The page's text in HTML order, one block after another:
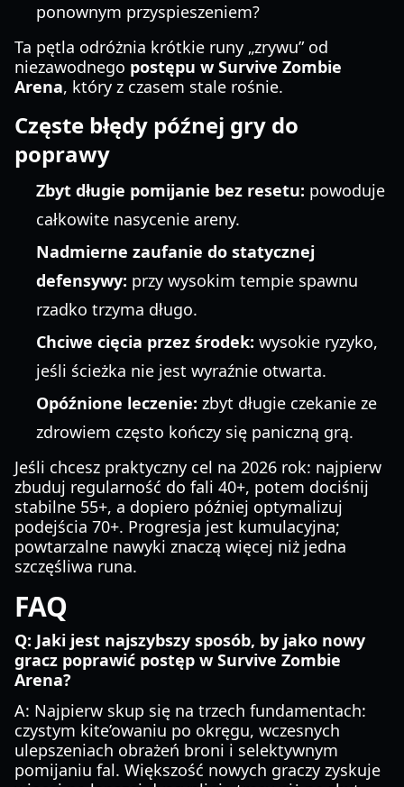
ponownym przyspieszeniem?
Ta pętla odróżnia krótkie runy „zrywu” od
niezawodnego postępu w Survive Zombie
Arena, który z czasem stale rośnie.
Częste błędy późnej gry do
poprawy
Zbyt długie pomijanie bez resetu: powoduje
całkowite nasycenie areny.
Nadmierne zaufanie do statycznej
defensywy: przy wysokim tempie spawnu
rzadko trzyma długo.
Chciwe cięcia przez środek: wysokie ryzyko,
jeśli ścieżka nie jest wyraźnie otwarta.
Opóźnione leczenie: zbyt długie czekanie ze
zdrowiem często kończy się paniczną grą.
Jeśli chcesz praktyczny cel na 2026 rok: najpierw
zbuduj regularność do fali 40+, potem dociśnij
stabilne 55+, a dopiero później optymalizuj
podejścia 70+. Progresja jest kumulacyjna;
powtarzalne nawyki znaczą więcej niż jedna
szczęśliwa runa.
FAQ
Q: Jaki jest najszybszy sposób, by jako nowy
gracz poprawić postęp w Survive Zombie
Arena?
A: Najpierw skup się na trzech fundamentach:
czystym kite’owaniu po okręgu, wczesnych
ulepszeniach obrażeń broni i selektywnym
pomijaniu fal. Większość nowych graczy zyskuje